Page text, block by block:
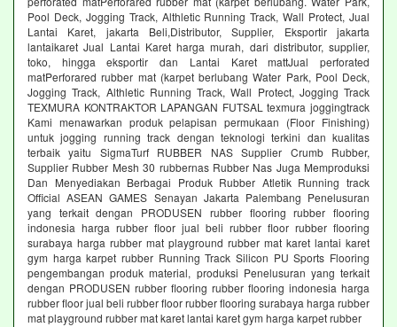
Pool Deck, Jogging Track, Althletic Running Track, Wall Protect, Jual
Lantai Karet, jakarta Beli,Distributor, Supplier, Eksportir jakarta
lantaikaret Jual Lantai Karet harga murah, dari distributor, supplier,
toko, hingga eksportir dan Lantai Karet mattJual perforated
matPerforared rubber mat (karpet berlubang Water Park, Pool Deck,
Jogging Track, Althletic Running Track, Wall Protect, Jogging Track
TEXMURA KONTRAKTOR LAPANGAN FUTSAL texmura joggingtrack
Kami menawarkan produk pelapisan permukaan (Floor Finishing)
untuk jogging running track dengan teknologi terkini dan kualitas
terbaik yaitu SigmaTurf RUBBER NAS Supplier Crumb Rubber,
Supplier Rubber Mesh 30 rubbernas Rubber Nas Juga Memproduksi
Dan Menyediakan Berbagai Produk Rubber Atletik Running track
Official ASEAN GAMES Senayan Jakarta Palembang Penelusuran
yang terkait dengan PRODUSEN rubber flooring rubber flooring
indonesia harga rubber floor jual beli rubber floor rubber flooring
surabaya harga rubber mat playground rubber mat karet lantai karet
gym harga karpet rubber Running Track Silicon PU Sports Flooring
pengembangan produk material, produksi Penelusuran yang terkait
dengan PRODUSEN rubber flooring rubber flooring indonesia harga
rubber floor jual beli rubber floor rubber flooring surabaya harga rubber
mat playground rubber mat karet lantai karet gym harga karpet rubber